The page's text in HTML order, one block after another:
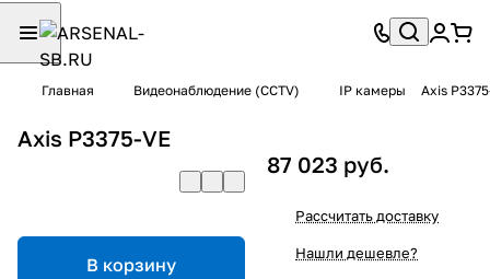
Главная Видеонаблюдение (CCTV) IP камеры Axis
Axis P3375-VE
В корзину
87 023 руб.
Рассчитать доставку
Нашли дешевле?